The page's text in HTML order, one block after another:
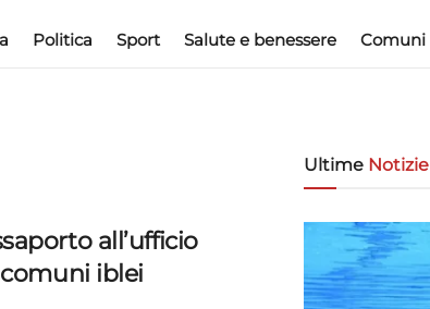
Politica Sport Salute e benessere Comuni
all’ufficio
iblei
Ultime Notizie